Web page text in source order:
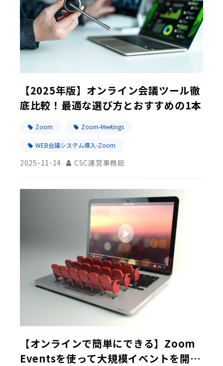
【2025年版】オンライン会議ツール徹
底比較！最適な選び方とおすすめの1本
Zoom Zoom-Meetings
WEB会議システム導入-Zoom
2025-11-14 CSC運営事務局
【オンラインで簡単にできる】Zoom
Eventsを使って大規模イベントを開催